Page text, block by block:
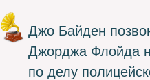
Джо Байден
Джорджа Флойда
по делу